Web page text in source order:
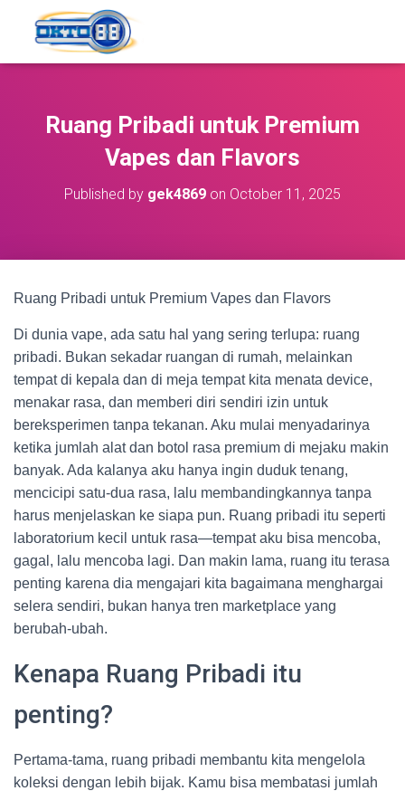
Ruang Pribadi untuk Premium
Vapes dan Flavors
Published by gek4869 on October 11, 2025
Ruang Pribadi untuk Premium Vapes dan Flavors
Di dunia vape, ada satu hal yang sering terlupa: ruang
pribadi. Bukan sekadar ruangan di rumah, melainkan
tempat di kepala dan di meja tempat kita menata device,
menakar rasa, dan memberi diri sendiri izin untuk
bereksperimen tanpa tekanan. Aku mulai menyadarinya
ketika jumlah alat dan botol rasa premium di mejaku makin
banyak. Ada kalanya aku hanya ingin duduk tenang,
mencicipi satu-dua rasa, lalu membandingkannya tanpa
harus menjelaskan ke siapa pun. Ruang pribadi itu seperti
laboratorium kecil untuk rasa—tempat aku bisa mencoba,
gagal, lalu mencoba lagi. Dan makin lama, ruang itu terasa
penting karena dia mengajari kita bagaimana menghargai
selera sendiri, bukan hanya tren marketplace yang
berubah-ubah.
Kenapa Ruang Pribadi itu
penting?
Pertama-tama, ruang pribadi membantu kita mengelola
koleksi dengan lebih bijak. Kamu bisa membatasi jumlah